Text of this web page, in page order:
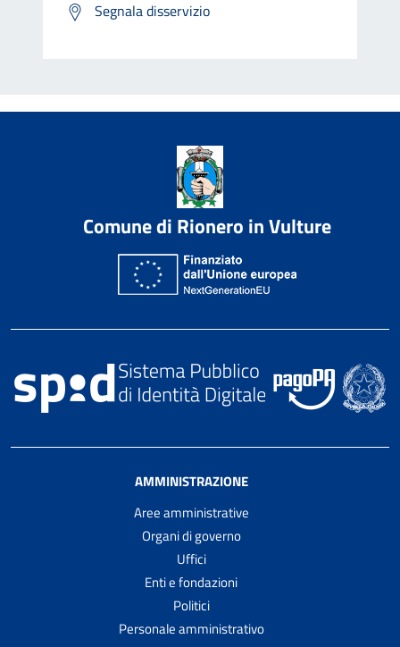
Segnala disservizio
Comune di Rionero in Vulture
AMMINISTRAZIONE
Aree amministrative
Organi di governo
Uffici
Enti e fondazioni
Politici
Personale amministrativo